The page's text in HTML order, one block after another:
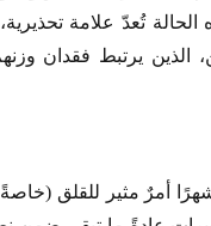
تُعدّ علامة
يرتبط فقدان
فقدان أكثر من ٥٪ من وزن الجسم، أو ٤.٥ كجم، خلال ٦ إلى